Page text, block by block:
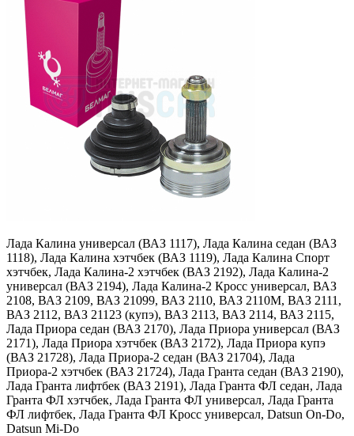
Лада Калина универсал (ВАЗ 1117), Лада Калина седан (ВАЗ
1118), Лада Калина хэтчбек (ВАЗ 1119), Лада Калина Спорт
хэтчбек, Лада Калина-2 хэтчбек (ВАЗ 2192), Лада Калина-2
универсал (ВАЗ 2194), Лада Калина-2 Кросс универсал, ВАЗ
2108, ВАЗ 2109, ВАЗ 21099, ВАЗ 2110, ВАЗ 2110М, ВАЗ 2111,
ВАЗ 2112, ВАЗ 21123 (купэ), ВАЗ 2113, ВАЗ 2114, ВАЗ 2115,
Лада Приора седан (ВАЗ 2170), Лада Приора универсал (ВАЗ
2171), Лада Приора хэтчбек (ВАЗ 2172), Лада Приора купэ
(ВАЗ 21728), Лада Приора-2 седан (ВАЗ 21704), Лада
Приора-2 хэтчбек (ВАЗ 21724), Лада Гранта седан (ВАЗ 2190),
Лада Гранта лифтбек (ВАЗ 2191), Лада Гранта ФЛ седан, Лада
Гранта ФЛ хэтчбек, Лада Гранта ФЛ универсал, Лада Гранта
ФЛ лифтбек, Лада Гранта ФЛ Кросс универсал, Datsun On-Do,
Datsun Mi-Do